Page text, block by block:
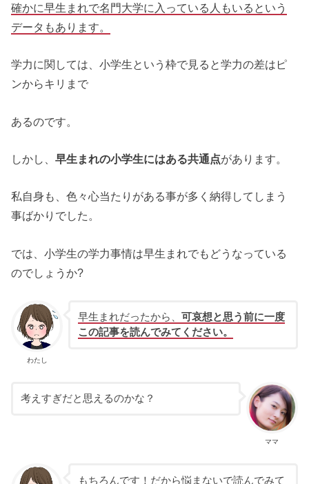
確かに早生まれで名門大学に入っている人もいるという
データもあります。
学力に関しては、小学生という枠で見ると学力の差はピ
ンからキリまで
あるのです。
しかし、早生まれの小学生にはある共通点があります。
私自身も、色々心当たりがある事が多く納得してしまう
事ばかりでした。
では、小学生の学力事情は早生まれでもどうなっている
のでしょうか?
わたし
早生まれだったから、 可哀想と思う前に一度
この記事を読んでみてください。
ママ
考えすぎだと思えるのかな？
もちろんです！だから悩まないで読んでみて